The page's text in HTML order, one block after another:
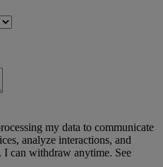
my data to communicate
analyze interactions, and
I can withdraw anytime. See